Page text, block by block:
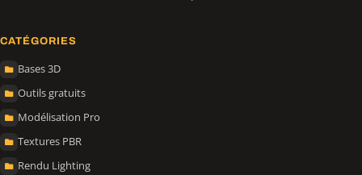
CATÉGORIES
Bases 3D
Outils gratuits
Modélisation Pro
Textures PBR
Rendu Lighting